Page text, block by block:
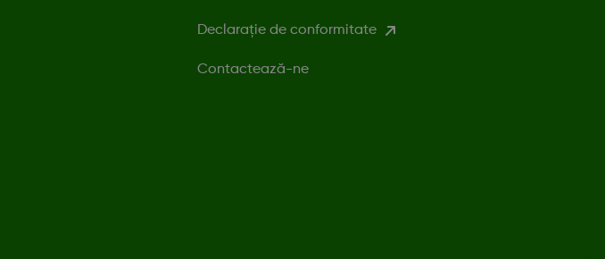
Declarație de conformitate
Contactează-ne